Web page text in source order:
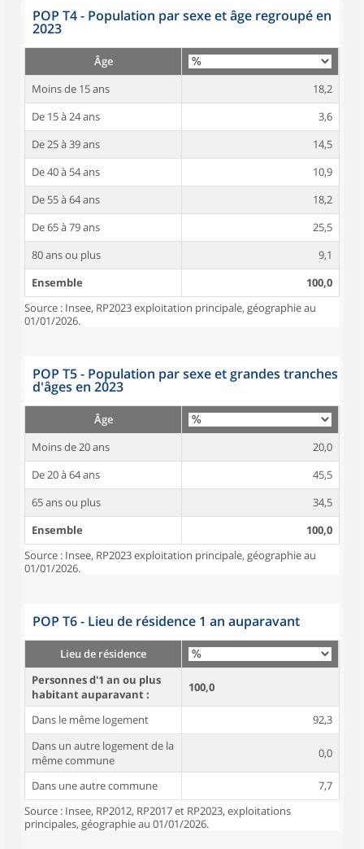
POP T4 - Population par sexe et âge regroupé en
2023
Âge
Moins de 15 ans
18,2
De 15 à 24 ans
3,6
De 25 à 39 ans
14,5
De 40 à 54 ans
10,9
De 55 à 64 ans
18,2
De 65 à 79 ans
25,5
80 ans ou plus
9,1
Ensemble
100,0
Source : Insee, RP2023 exploitation principale, géographie au
01/01/2026.
POP T5 - Population par sexe et grandes tranches
d'âges en 2023
Âge
Moins de 20 ans
20,0
De 20 à 64 ans
45,5
65 ans ou plus
34,5
Ensemble
100,0
Source : Insee, RP2023 exploitation principale, géographie au
01/01/2026.
POP T6 - Lieu de résidence 1 an auparavant
Lieu de résidence
Personnes d'1 an ou plus
habitant auparavant :
100,0
Dans le même logement
92,3
Dans un autre logement de la
même commune
0,0
Dans une autre commune
7,7
Source : Insee, RP2012, RP2017 et RP2023, exploitations
principales, géographie au 01/01/2026.